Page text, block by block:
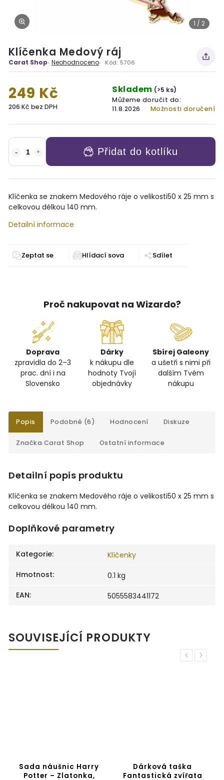
1 / 2
Klíčenka Medový ráj
Carat Shop Neohodnoceno Kód: 5706
249 Kč
206 Kč bez DPH
Skladem (>5 ks)
Můžeme doručit do:
11.8.2026
Možnosti doručení
Přidat do kotlíku
Klíčenka se znakem Medového ráje o velikosti50 x 25 mm s
celkovou délkou 140 mm.
Detailní informace
Zeptat se Sdílet
Proč nakupovat na Wizardo?
Doprava
zpravidla do 2–3
prac. dní i na
Slovensko
Dárky
k nákupu dle
hodnoty Tvojí
objednávky
Sbírej Galeony
a ušetři s nimi při
dalším Tvém
nákupu
Popis Podobné (6) Hodnocení Diskuze
Značka Carat Shop Ostatní informace
Detailní popis produktu
Klíčenka se znakem Medového ráje o velikosti50 x 25 mm s
celkovou délkou 140 mm.
Doplňkové parametry
Kategorie:
Klíčenky
Hmotnost:
0.1 kg
EAN: 5055583441172
SOUVISEJÍCÍ PRODUKTY
Previous
Sada náušnic Harry
Potter – Zlatonka,
Dárková taška
Fantastická zvířata
Next